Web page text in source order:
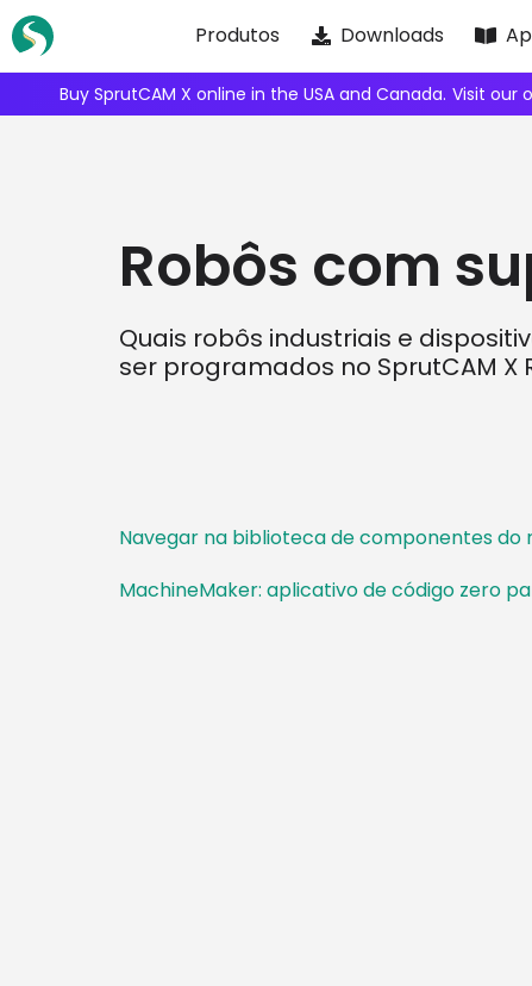
Skip
to
content
Produtos Downloads
Buy SprutCAM X online in the USA and Canada. Visit our
Robôs com
Quais robôs industriais e
ser programados no SprutCAM X
Navegar na biblioteca de componentes do
MachineMaker: aplicativo de código zero